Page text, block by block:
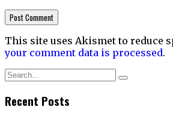
This site uses Akismet to reduce
your comment data is processed.
Recent Posts